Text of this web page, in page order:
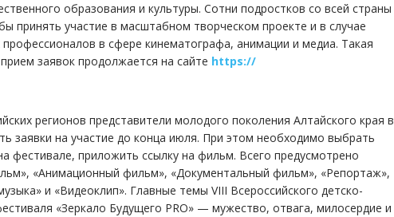
образования и культуры. Сотни подростков со всей страны
принять участие в масштабном творческом проекте и в случае
в сфере кинематографа, анимации и медиа. Такая
заявок продолжается на сайте https://
регионов представители молодого поколения Алтайского края в
заявки на участие до конца июля. При этом необходимо выбрать
фестивале, приложить ссылку на фильм. Всего предусмотрено
«Анимационный фильм», «Документальный фильм», «Репортаж»,
и «Видеоклип». Главные темы VIII Всероссийского детско-
«Зеркало Будущего PRO» — мужество, отвага, милосердие и